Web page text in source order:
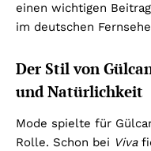
einen wichtigen
im deutschen
Der Stil von
und Natürlichkeit
Mode spielte für
Rolle. Schon bei Viva